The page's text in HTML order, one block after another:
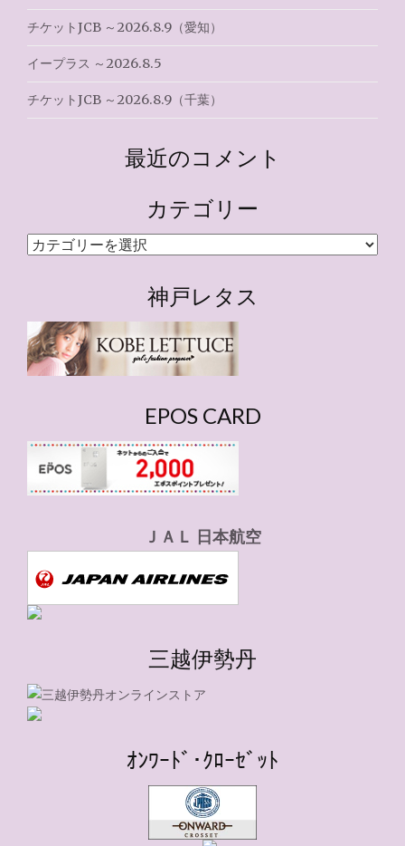
チケットJCB ～2026.8.9（愛知）
イープラス ～2026.8.5
チケットJCB ～2026.8.9（千葉）
最近のコメント
カテゴリー
カ
ー
神戸レタス
EPOS CARD
ＪＡＬ 日本航空
三越伊勢丹
ｵﾝﾜｰﾄﾞ･ｸﾛｰｾﾞｯﾄ